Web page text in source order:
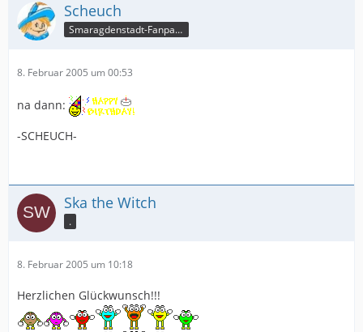
Scheuch
Smaragdenstadt-Fanpage
8. Februar 2005 um 00:53
na dann:
-SCHEUCH-
Ska the Witch
.
8. Februar 2005 um 10:18
Herzlichen Glückwunsch!!!